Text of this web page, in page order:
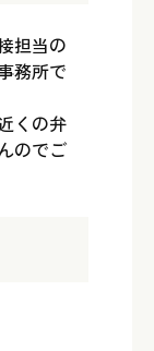
担当の
務所で
くの弁
のでご